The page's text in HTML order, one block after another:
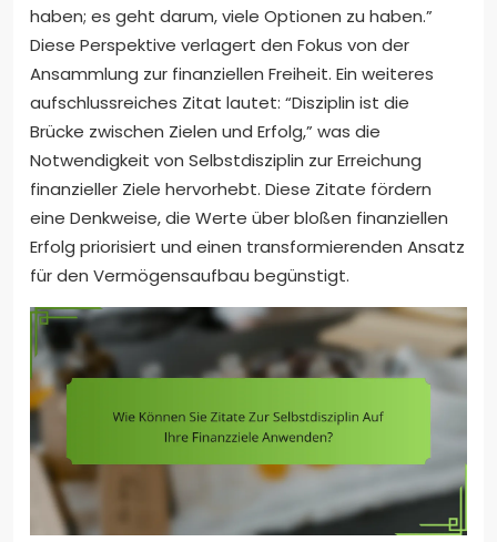
haben; es geht darum, viele Optionen zu haben.”
Diese Perspektive verlagert den Fokus von der
Ansammlung zur finanziellen Freiheit. Ein weiteres
aufschlussreiches Zitat lautet: “Disziplin ist die
Brücke zwischen Zielen und Erfolg,” was die
Notwendigkeit von Selbstdisziplin zur Erreichung
finanzieller Ziele hervorhebt. Diese Zitate fördern
eine Denkweise, die Werte über bloßen finanziellen
Erfolg priorisiert und einen transformierenden Ansatz
für den Vermögensaufbau begünstigt.